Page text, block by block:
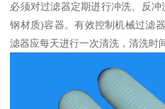
必须对过滤器定期进行冲洗、反
钢材质)容器。有效控制机械过滤
滤器应每天进行一次清洗，清洗时